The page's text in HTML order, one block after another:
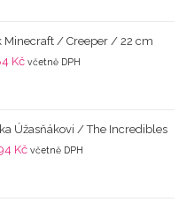
Minecraft / Creeper / 22 cm
Kč včetně DPH
Úžasňákovi / The Incredibles
Kč včetně DPH